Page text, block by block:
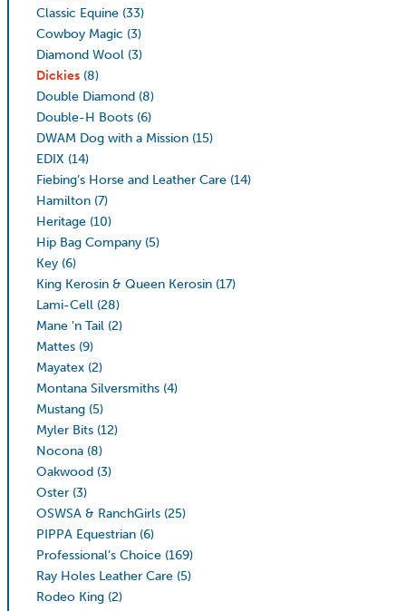
Classic Equine (33)
Cowboy Magic (3)
Diamond Wool (3)
Dickies (8)
Double Diamond (8)
Double-H Boots (6)
DWAM Dog with a Mission (15)
EDIX (14)
Fiebing’s Horse and Leather Care (14)
Hamilton (7)
Heritage (10)
Hip Bag Company (5)
Key (6)
King Kerosin & Queen Kerosin (17)
Lami-Cell (28)
Mane 'n Tail (2)
Mattes (9)
Mayatex (2)
Montana Silversmiths (4)
Mustang (5)
Myler Bits (12)
Nocona (8)
Oakwood (3)
Oster (3)
OSWSA & RanchGirls (25)
PIPPA Equestrian (6)
Professional’s Choice (169)
Ray Holes Leather Care (5)
Rodeo King (2)